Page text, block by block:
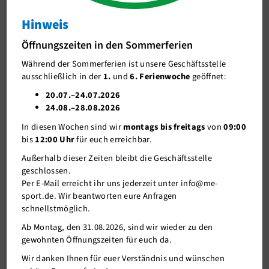
Anfänger-Ski-Kurs für Erwachsene
Anfänger-Ski-Kurs für Erwachsene
14.02.2023
J-Team
Stellenangebote
Förderverein me-sport e.V.
Mitgliederservice
Verantwortung
Hinweis
Öffnungszeiten in den Sommerferien
Während der Sommerferien ist unsere Geschäftsstelle
ausschließlich in der 1. und6. Ferienwochegeöffnet:
20.07.–24.07.2026
24.08.–28.08.2026
In diesen Wochen sind wirmontags bis freitagsvon09:00
bis12:00 Uhrfür euch erreichbar.
Außerhalb dieser Zeiten bleibt die Geschäftsstelle
geschlossen.
Per E-Mail erreicht ihr uns jederzeit unter info@me-
sport.de. Wir beantworten eure Anfragen
schnellstmöglich.
Ab Montag, den 31.08.2026, sind wir wieder zu den
gewohnten Öffnungszeiten für euch da.
Wir danken Ihnen für euer Verständnis und wünschen